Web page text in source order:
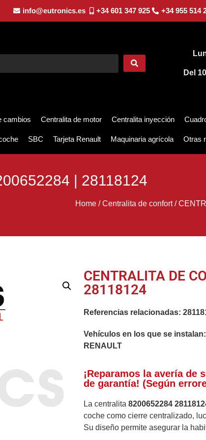
info@eutronics.es +34 601 347 925 +34 955 514
Del
cambios Centralita de motor Centralita inyección
SBC Tarjeta Renault Maquinaria agrícola Otras
| 28118124
Home/Centralita de confort/
CENTRALITA DE
28118124
Referencias relacionadas:
Vehículos en los que se instalan:
RENAULT
¡Reparamos la avería de
de garantía! (Según
La centralita 8200652284
coche como cierre centralizado,
Su diseño permite asegurar la